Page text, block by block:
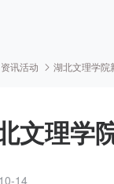
资讯活动 湖北文理学院
文理学
14